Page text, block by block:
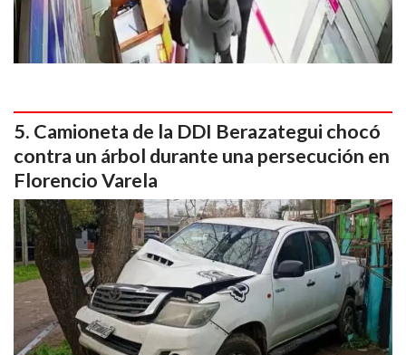
Camioneta de la DDI Berazategui chocó
contra un árbol durante una persecución en
Florencio Varela